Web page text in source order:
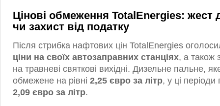
Цінові обмеження TotalEnergies: жест
чи захист від податку
Після стрибка нафтових цін TotalEnergies
ціни на своїх автозаправних станціях, а також
на травневі святкові вихідні. Дизельне пальне,
обмежене на рівні 2,25 євро за літр, у ці
2,09 євро за літр.